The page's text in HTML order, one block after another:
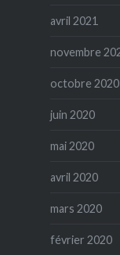
avril 2021
novembre
octobre 2020
juin 2020
mai 2020
avril 2020
mars 2020
février 2020